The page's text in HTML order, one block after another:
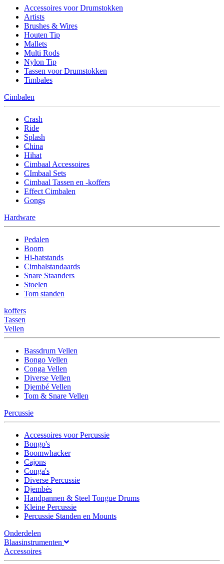
Accessoires voor Drumstokken
Artists
Brushes & Wires
Houten Tip
Mallets
Multi Rods
Nylon Tip
Tassen voor Drumstokken
Timbales
Cimbalen
Crash
Ride
Splash
China
Hihat
Cimbaal Accessoires
CImbaal Sets
Cimbaal Tassen en -koffers
Effect Cimbalen
Gongs
Hardware
Pedalen
Boom
Hi-hatstands
Cimbalstandaards
Snare Staanders
Stoelen
Tom standen
koffers
Tassen
Vellen
Bassdrum Vellen
Bongo Vellen
Conga Vellen
Diverse Vellen
Djembé Vellen
Tom & Snare Vellen
Percussie
Accessoires voor Percussie
Bongo's
Boomwhacker
Cajons
Conga's
Diverse Percussie
Djembés
Handpannen & Steel Tongue Drums
Kleine Percussie
Percussie Standen en Mounts
Onderdelen
Blaasinstrumenten
Accessoires